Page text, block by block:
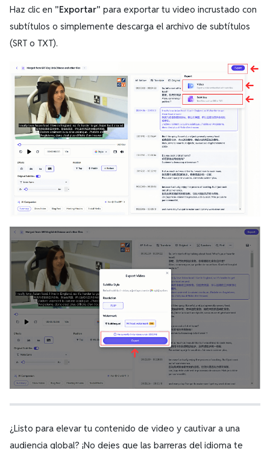
Haz clic en "Exportar" para exportar tu video incrustado con
subtítulos o simplemente descarga el archivo de subtítulos
(SRT o TXT).
¿Listo para elevar tu contenido de video y cautivar a una
audiencia global? ¡No dejes que las barreras del idioma te